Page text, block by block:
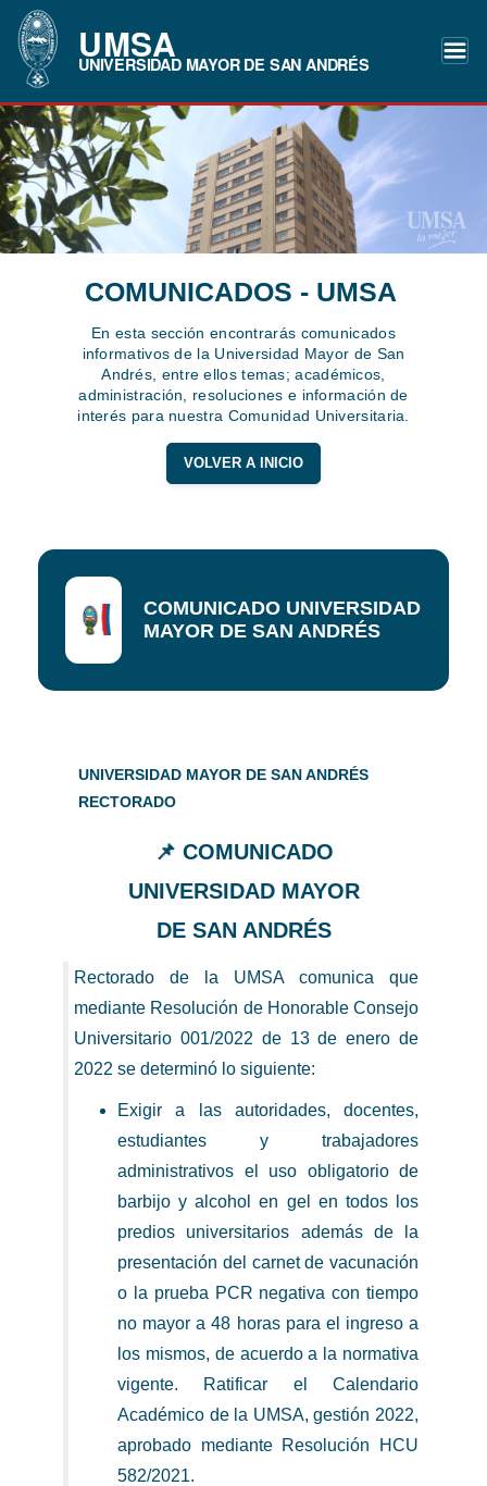
UMSA
UNIVERSIDAD MAYOR DE SAN ANDRÉS
COMUNICADOS - UMSA
En esta sección encontrarás comunicados
informativos de la Universidad Mayor de San
Andrés, entre ellos temas; académicos,
administración, resoluciones e información de
interés para nuestra Comunidad Universitaria.
VOLVER A INICIO
COMUNICADO UNIVERSIDAD
MAYOR DE SAN ANDRÉS
UNIVERSIDAD MAYOR DE SAN ANDRÉS
RECTORADO
📌 COMUNICADO
UNIVERSIDAD MAYOR
DE SAN ANDRÉS
Rectorado de la UMSA comunica que
mediante Resolución de Honorable Consejo
Universitario 001/2022 de 13 de enero de
2022 se determinó lo siguiente:
Exigir a las autoridades, docentes,
estudiantes y trabajadores
administrativos el uso obligatorio de
barbijo y alcohol en gel en todos los
predios universitarios además de la
presentación del carnet de vacunación
o la prueba PCR negativa con tiempo
no mayor a 48 horas para el ingreso a
los mismos, de acuerdo a la normativa
vigente. Ratificar el Calendario
Académico de la UMSA, gestión 2022,
aprobado mediante Resolución HCU
582/2021.